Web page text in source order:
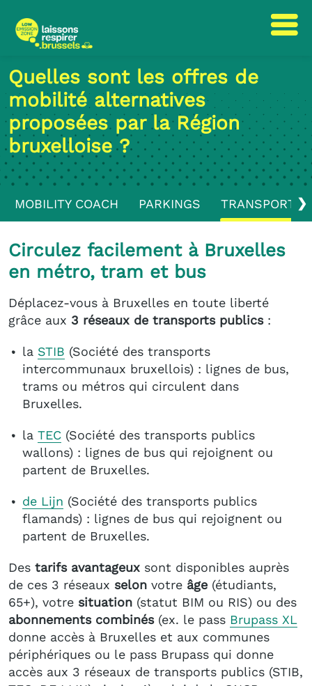
au
contenu
la
navigation
Quelles sont les offres de
mobilité alternatives
proposées par la Région
bruxelloise ?
❯
MOBILITY COACH PARKINGS TRANSPORTS
Circulez facilement à Bruxelles
en métro, tram et bus
Déplacez-vous à Bruxelles en toute liberté
grâce aux 3 réseaux de transports publics:
la STIB (Société des transports
intercommunaux bruxellois) : lignes de bus,
trams ou métros qui circulent dans
Bruxelles.
la TEC (Société des transports publics
wallons) : lignes de bus qui rejoignent ou
partent de Bruxelles.
de Lijn (Société des transports publics
flamands) : lignes de bus qui rejoignent ou
partent de Bruxelles.
Des tarifs avantageux sont disponibles auprès
de ces 3 réseaux selon votre âge (étudiants,
65+), votre situation (statut BIM ou RIS) ou des
abonnements combinés(ex. le pass Brupass XL
donne accès à Bruxelles et aux communes
périphériques ou le pass Brupass qui donne
accès aux 3 réseaux de transports publics (STIB,